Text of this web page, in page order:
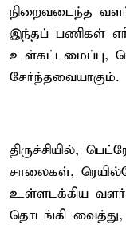
நிறைவடைந்த
இந்தப் பணிகள்
உள்கட்டமைப்பு,
சேர்ந்தவையாகும்.
திருச்சியில்,
சாலைகள்,
உள்ளடக்கிய
தொடங்கி வைத்து,